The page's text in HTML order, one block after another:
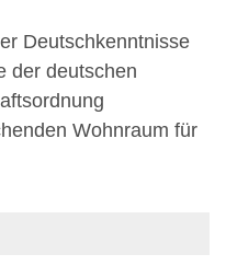
Deutschkenntnisse
der deutschen
Wohnraum für